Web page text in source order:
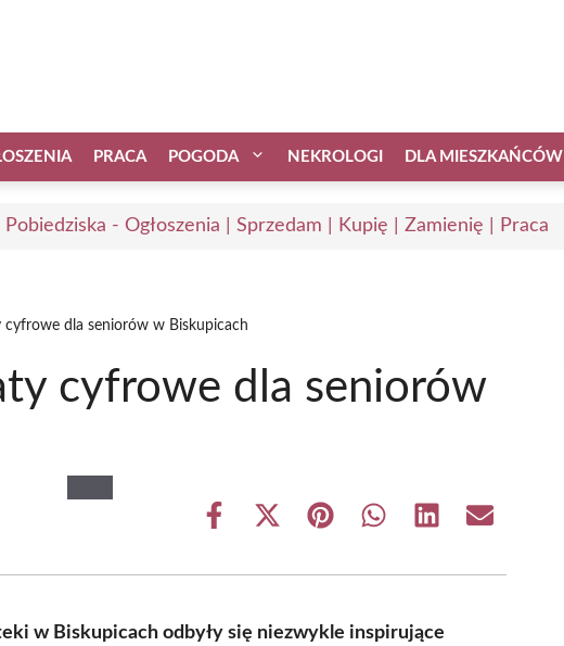
PRACA POGODA NEKROLOGI DLA MIESZKAŃCÓW
Pobiedziska - Ogłoszenia | Sprzedam | Kupię | Zamienię | Praca
cyfrowe dla seniorów w Biskupicach
cyfrowe dla seniorów
Share
Share
(Twitter)
Share Share Share Share
w Biskupicach odbyły się niezwykle inspirujące